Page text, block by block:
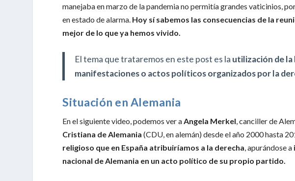
manejaba en marzo de la pandemia no permitía grandes vaticinios,
en estado de alarma. Hoy sí sabemos las consecuencias de la
mejor de lo que ya hemos vivido.
El tema que trataremos en este post es la utilización de la
manifestaciones o actos políticos organizados por la
Situación en Alemania
En el siguiente video, podemos ver aAngela Merkel, canciller de
Cristiana de Alemania (CDU, en alemán) desde el año 2000 hasta
religioso que en España atribuiríamos a la derecha, apurándose a
nacional de Alemania en un acto político de su propio partido.